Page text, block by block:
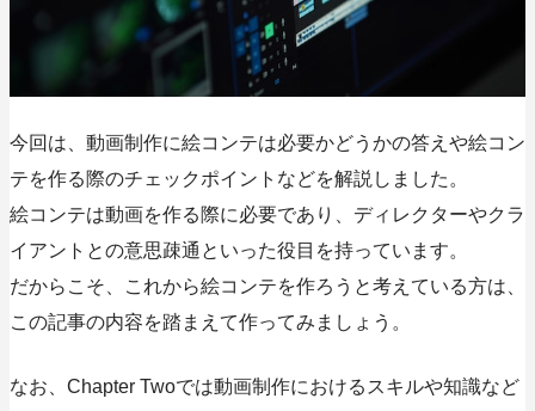
今回は、動画制作に絵コンテは必要かどうかの答えや絵コン
テを作る際のチェックポイントなどを解説しました。
絵コンテは動画を作る際に必要であり、ディレクターやクラ
イアントとの意思疎通といった役目を持っています。
だからこそ、これから絵コンテを作ろうと考えている方は、
この記事の内容を踏まえて作ってみましょう。
なお、Chapter Twoでは動画制作におけるスキルや知識など